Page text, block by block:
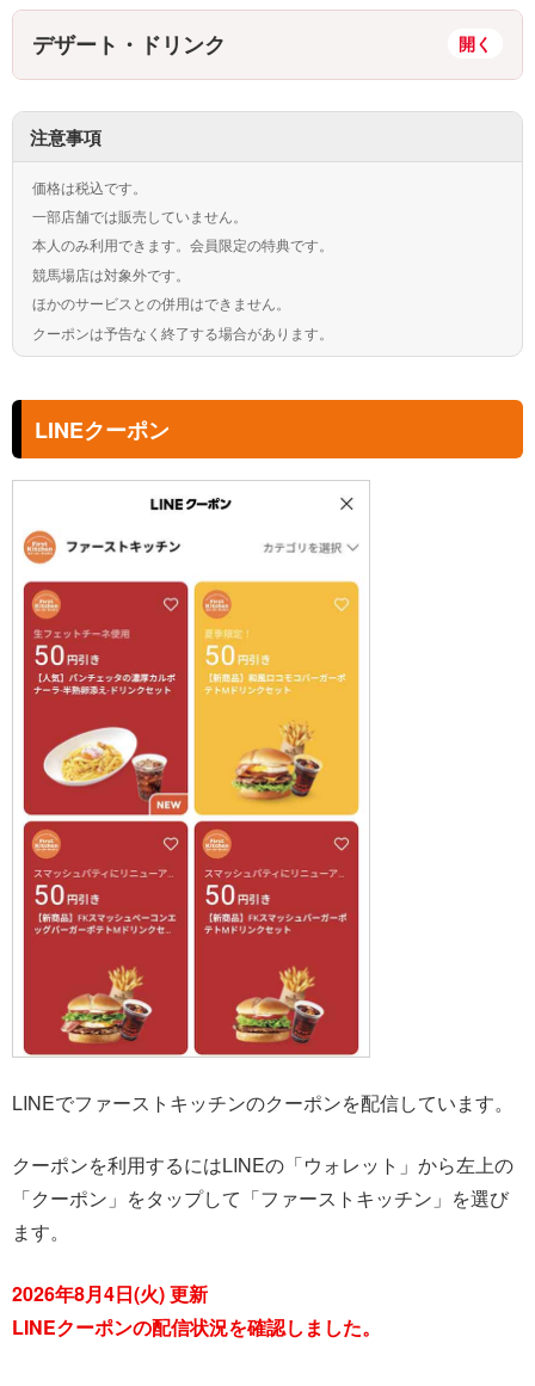
デザート・ドリンク
注意事項
価格は税込です。
一部店舗では販売していません。
本人のみ利用できます。会員限定の特典です。
競馬場店は対象外です。
ほかのサービスとの併用はできません。
クーポンは予告なく終了する場合があります。
LINEクーポン
LINEでファーストキッチンのクーポンを配信しています。
クーポンを利用するにはLINEの「ウォレット」から左上の
「クーポン」をタップして「ファーストキッチン」を選び
ます。
2026年8月4日(火) 更新
LINEクーポンの配信状況を確認しました。